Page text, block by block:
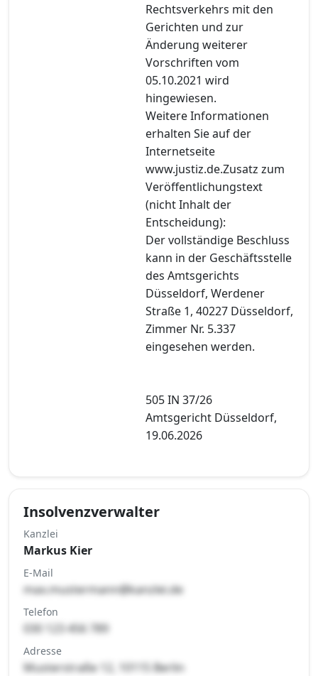
Rechtsverkehrs mit den
Gerichten und zur
Änderung weiterer
Vorschriften vom
05.10.2021 wird
hingewiesen.
Weitere Informationen
erhalten Sie auf der
Internetseite
www.justiz.de.Zusatz zum
Veröffentlichungstext
(nicht Inhalt der
Entscheidung):
Der vollständige Beschluss
kann in der Geschäftsstelle
des Amtsgerichts
Düsseldorf, Werdener
Straße 1, 40227 Düsseldorf,
Zimmer Nr. 5.337
eingesehen werden.
505 IN 37/26
Amtsgericht Düsseldorf,
19.06.2026
Insolvenzverwalter
Kanzlei
Markus Kier
E-Mail
max.mustermann@kanzlei.de
Telefon
030 123 456 789
Adresse
Musterstraße 12, 10115 Berlin